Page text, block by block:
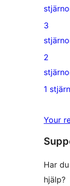
1
4-
1
3-
3
0
2-
2
1
Your
Har
hjälp?